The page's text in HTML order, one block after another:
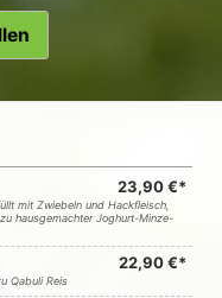
23,90 €*
mit Zwiebeln und Hackfleisch,
hausgemachter Joghurt-Minze-
22,90 €*
Qabuli Reis